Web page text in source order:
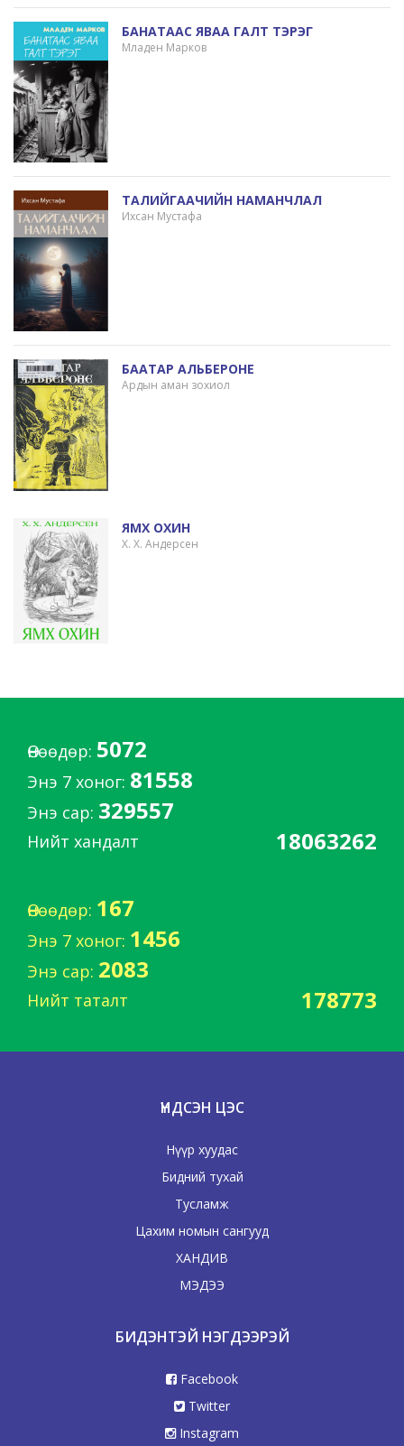
БАНАТААС ЯВАА ГАЛТ ТЭРЭГ
Младен Марков
ТАЛИЙГААЧИЙН НАМАНЧЛАЛ
Ихсан Мустафа
БААТАР АЛЬБЕРОНЕ
Ардын аман зохиол
ЯМХ ОХИН
Х. Х. Андерсен
Өнөөдөр: 5072
Энэ 7 хоног: 81558
Энэ сар: 329557
Нийт хандалт 18063262
Өнөөдөр: 167
Энэ 7 хоног: 1456
Энэ сар: 2083
Нийт таталт 178773
ҮНДСЭН ЦЭС
Нүүр хуудас
Бидний тухай
Тусламж
Цахим номын сангууд
ХАНДИВ
МЭДЭЭ
БИДЭНТЭЙ НЭГДЭЭРЭЙ
Facebook
Twitter
Instagram